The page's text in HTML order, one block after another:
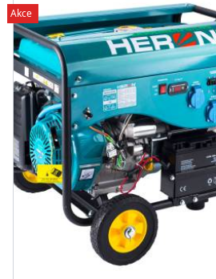
Akce